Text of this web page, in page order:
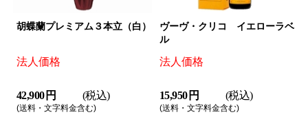
胡蝶蘭プレミアム３本立（白）
法人価格
42,900 円 (税込)
(送料・文字料金含む)
ヴーヴ・クリコ イエローラベ
ル
法人価格
15,950 円 (税込)
(送料・文字料金含む)